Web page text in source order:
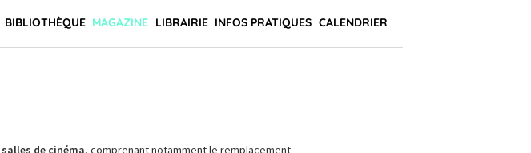
BIBLIOTHÈQUE MAGAZINE LIBRAIRIE INFOS PRATIQUES CALENDRIER
de cinéma, comprenant notamment le remplacement